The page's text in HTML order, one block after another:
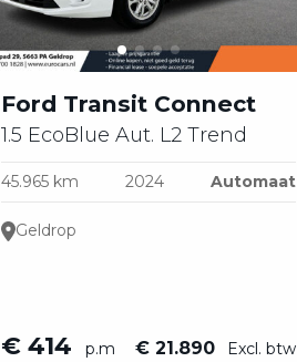
Ford Transit Connect
1.5 EcoBlue Aut. L2 Trend
45.965 km 2024 Automaat
Geldrop
€ 414 p.m € 21.890 Excl. btw